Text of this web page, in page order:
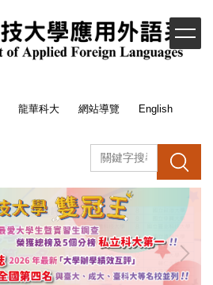
龍華科大 網站導覽 English
搜 尋